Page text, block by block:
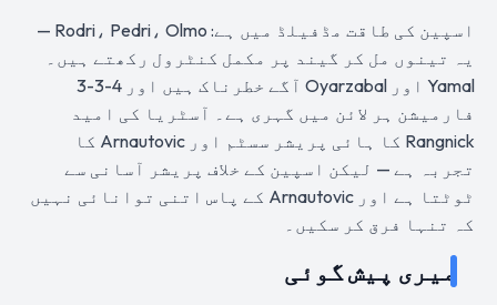
اسپین کی طاقت مڈفیلڈ میں ہے: Rodri، Pedri، Olmo —
یہ تینوں مل کر گیند پر مکمل کنٹرول رکھتے ہیں۔
Yamal اور Oyarzabal آگے خطرناک ہیں اور 4-3-3
فارمیشن ہر لائن میں گہری ہے۔ آسٹریا کی امید
Rangnick کا ہائی پریشر سسٹم اور Arnautovic کا
تجربہ ہے — لیکن اسپین کے خلاف پریشر آسانی سے
ٹوٹتا ہے اور Arnautovic کے پاس اتنی توانائی نہیں
کہ تنہا فرق کر سکیں۔
میری پیش گوئی